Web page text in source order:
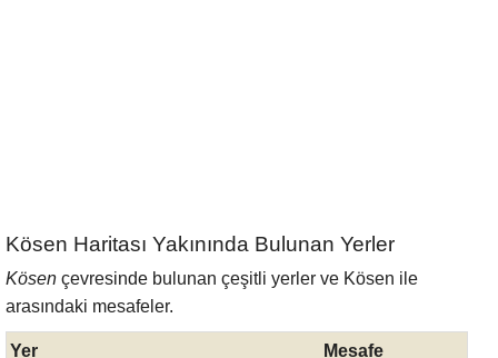
Kösen Haritası Yakınında Bulunan Yerler
Kösen çevresinde bulunan çeşitli yerler ve Kösen ile
arasındaki mesafeler.
Yer
Mesafe